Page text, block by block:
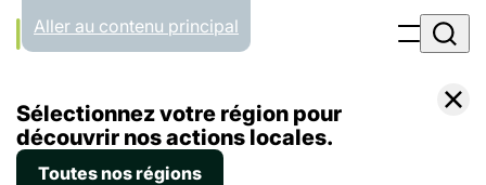
Panneau de gestion des cookies
Aller au contenu principal
Toutes les catégories
30.03.26
Sélectionnez votre région pour
découvrir nos actions locales.
Toutes nos régions